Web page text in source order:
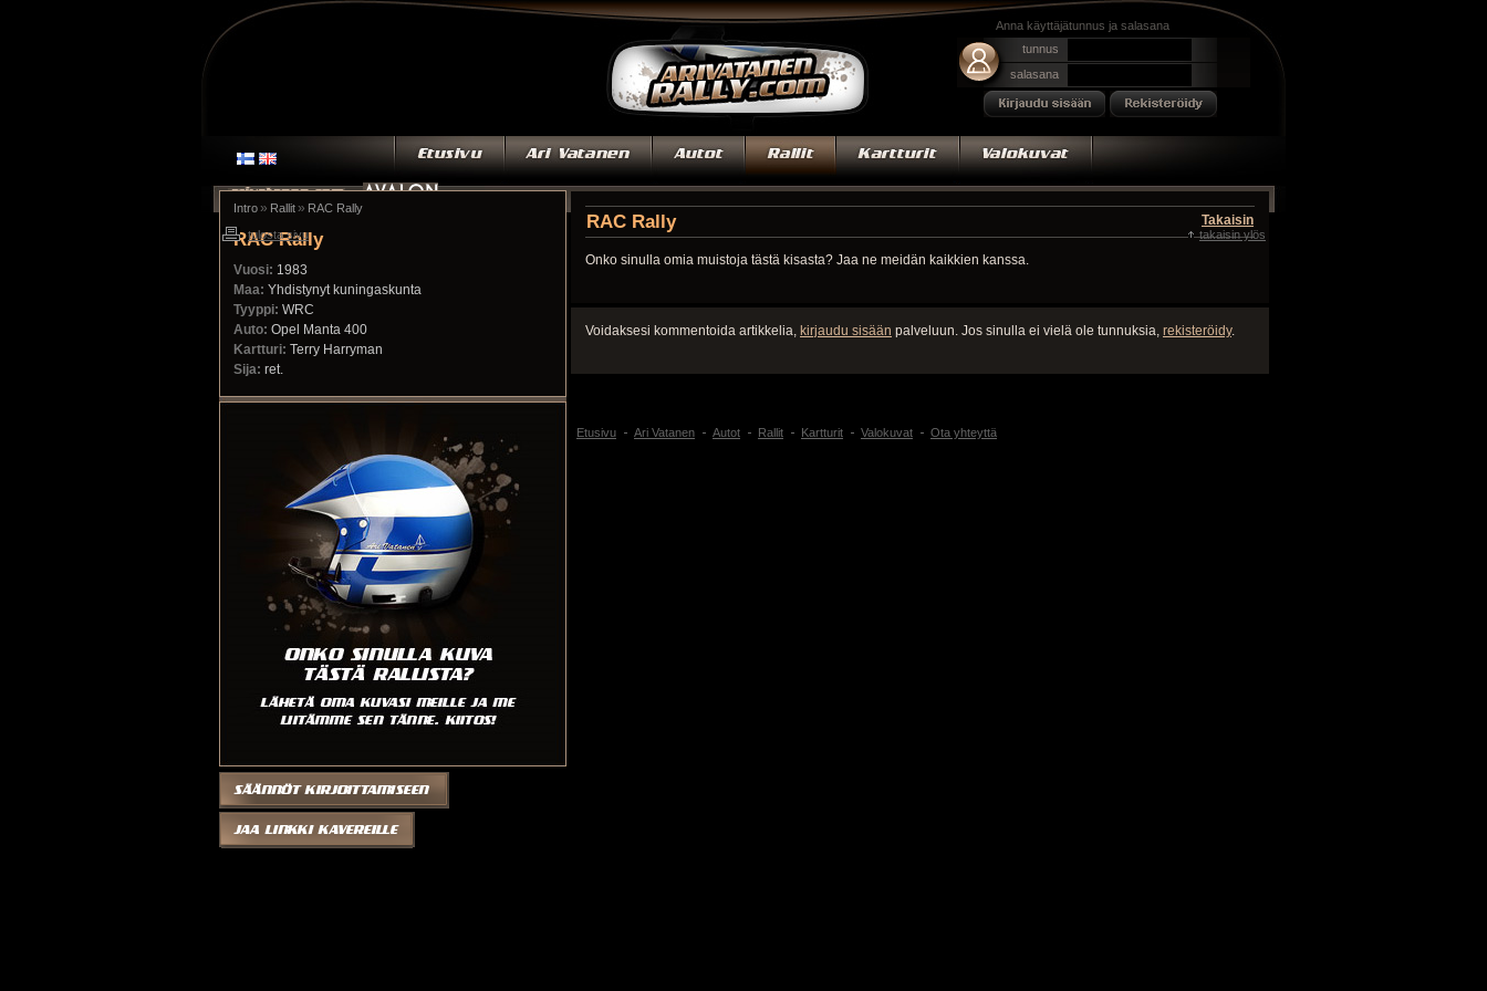
Anna käyttäjätunnus ja salasana
tunnus
salasana
Intro » Rallit » RAC Rally
RAC Rally
Vuosi: 1983
Maa: Yhdistynyt kuningaskunta
Tyyppi: WRC
Auto: Opel Manta 400
Kartturi: Terry Harryman
Sija: ret.
RAC Rally Takaisin
Onko sinulla omia muistoja tästä kisasta? Jaa ne meidän kaikkien kanssa.
Voidaksesi kommentoida artikkelia, kirjaudu sisään palveluun. Jos sinulla ei vielä ole tunnuksia, rekisteröidy.
tulosta sivu
Etusivu Ari Vatanen Autot Rallit Kartturit Valokuvat Ota yhteyttä
takaisin ylös